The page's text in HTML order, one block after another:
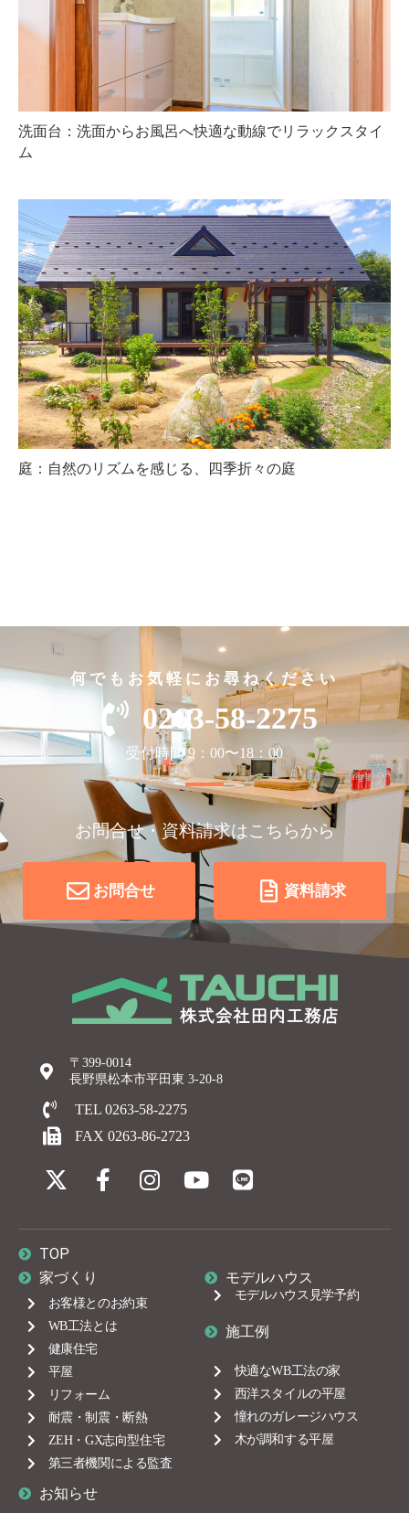
洗面台：洗面からお風呂へ快適な動線でリラックスタイ
ム
庭：自然のリズムを感じる、四季折々の庭
何でもお気軽にお尋ねください
0263-58-2275
受付時間 9：00〜18：00
お問合せ・資料請求はこちらから
お問合せ 資料請求
〒399-0014
長野県松本市平田東 3-20-8
TEL 0263-58-2275
FAX 0263-86-2723
TOP
家づくり
お客様とのお約束
WB工法とは
健康住宅
平屋
リフォーム
耐震・制震・断熱
ZEH・GX志向型住宅
第三者機関による監査
モデルハウス
モデルハウス見学予約
施工例
快適なWB工法の家
西洋スタイルの平屋
憧れのガレージハウス
木が調和する平屋
お知らせ